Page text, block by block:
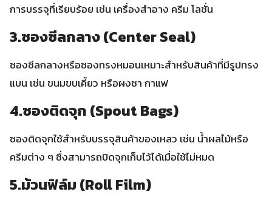
การบรรจุที่เรียบร้อย เช่น เครื่องสำอาง ครีม โลชั่น
3.ซองซีลกลาง (Center Seal)
ซองซีลกลางหรือซองทรงหมอนเหมาะสำหรับสินค้าที่มีรูปทรง
แบน เช่น ขนมขบเคี้ยว หรือผงชา กาแฟ
4.ซองติดจุก (Spout Bags)
ซองติดจุกใช้สำหรับบรรจุสินค้าของเหลว เช่น น้ำผลไม้หรือ
ครีมต่าง ๆ ซึ่งสามารถปิดจุกเก็บไว้ได้เมื่อใช้ไม่หมด
5.ม้วนฟิล์ม (Roll Film)